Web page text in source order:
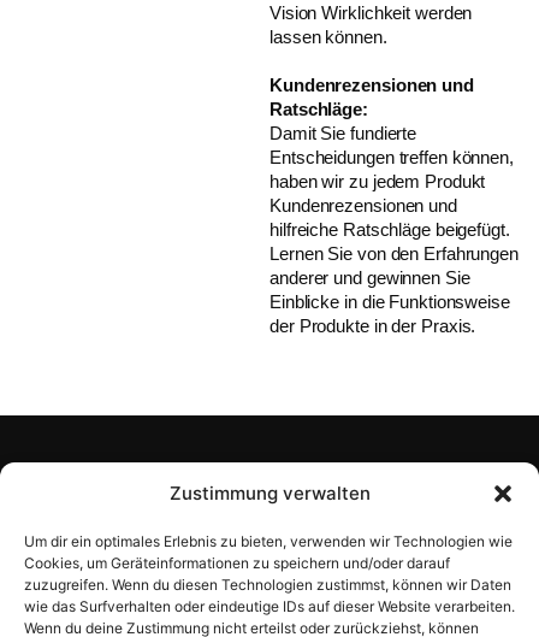
Zustimmung verwalten
Um dir ein optimales Erlebnis zu bieten, verwenden wir Technologien wie
Cookies, um Geräteinformationen zu speichern und/oder darauf
zuzugreifen. Wenn du diesen Technologien zustimmst, können wir Daten
wie das Surfverhalten oder eindeutige IDs auf dieser Website verarbeiten.
Wenn du deine Zustimmung nicht erteilst oder zurückziehst, können
Vision Wirklichkeit werden
lassen können.
Kundenrezensionen und
Ratschläge:
Damit Sie fundierte
Entscheidungen treffen können,
haben wir zu jedem Produkt
Kundenrezensionen und
hilfreiche Ratschläge beigefügt.
Lernen Sie von den Erfahrungen
anderer und gewinnen Sie
Einblicke in die Funktionsweise
der Produkte in der Praxis.
Laden
Information